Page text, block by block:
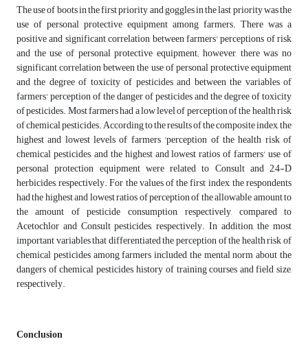
The use of boots in the first priority and goggles in the last priority was the
use of personal protective equipment among farmers. There was a
positive and significant correlation between farmers' perceptions of risk
and the use of personal protective equipment; however, there was no
significant correlation between the use of personal protective equipment
and the degree of toxicity of pesticides and between the variables of
farmers' perception of the danger of pesticides and the degree of toxicity
of pesticides. Most farmers had a low level of perception of the health risk
of chemical pesticides. According to the results of the composite index, the
highest and lowest levels of farmers 'perception of the health risk of
chemical pesticides, and the highest and lowest ratios of farmers' use of
personal protection equipment were related to Consult and 2,4-D
herbicides, respectively. For the values ​​of the first index, the respondents
had the highest and lowest ratios of perception of the allowable amount to
the amount of pesticide consumption, respectively, compared to
Acetochlor and Consult pesticides, respectively. In addition, the most
important variables that differentiated the perception of the health risk of
chemical pesticides among farmers included the mental norm about the
dangers of chemical pesticides, history of training courses and field size,
respectively.
Conclusion